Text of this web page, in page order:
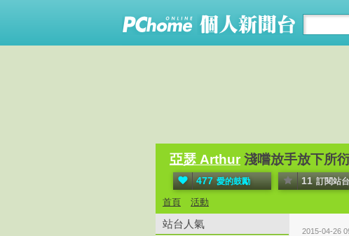
亞瑟 Arthur 淺嚐放手放下所
477 愛的鼓勵 11 訂閱站台
首頁 活動
2015-04-26
站台人氣